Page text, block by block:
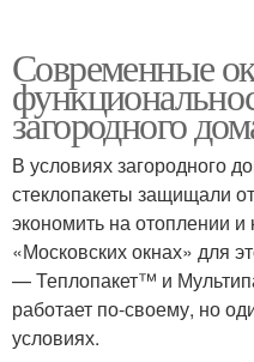
Современные
загородного
В условиях загородного
стеклопакеты защищали
экономить на отоплении
«Московских окнах» для
— Теплопакет™ и
работает по-своему, но
условиях.